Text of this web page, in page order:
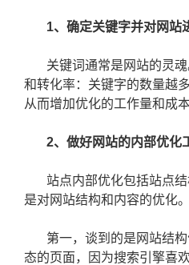
1、确定关键字并对网站
关键词通常是网站的灵
和转化率：关键字的数量越
从而增加优化的工作量和成
2、做好网站的内部优化
站点内部优化包括站点
是对网站结构和内容的优化。
第一，谈到的是网站结
态的页面，因为搜索引擎喜